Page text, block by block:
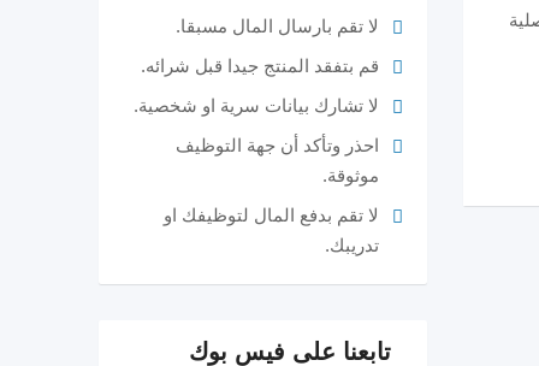
لا تقم بارسال المال مسبقا.
قم بتفقد المنتج جيدا قبل شرائه.
لا تشارك بيانات سرية او شخصية.
احذر وتأكد أن جهة التوظيف
موثوقة.
لا تقم بدفع المال لتوظيفك او
تدريبك.
تابعنا على فيس بوك